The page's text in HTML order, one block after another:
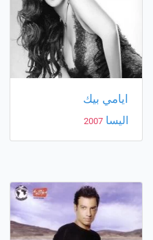
ايامي بيك
اليسا 2007